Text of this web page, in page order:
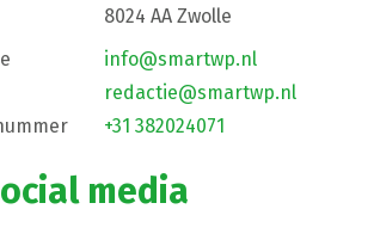
8024 AA Zwolle
info@smartwp.nl
redactie@smartwp.nl
+31 382024071
media